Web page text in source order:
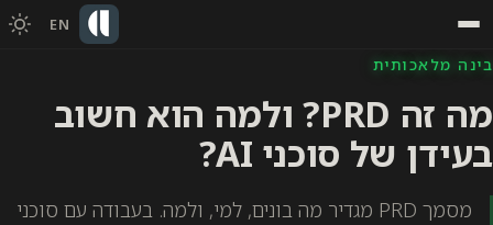
EN
בינה מלאכותית
מה זה PRD? ולמה הוא חשוב
בעידן של סוכני AI?
מסמך PRD מגדיר מה בונים, למי, ולמה. בעבודה עם סוכני